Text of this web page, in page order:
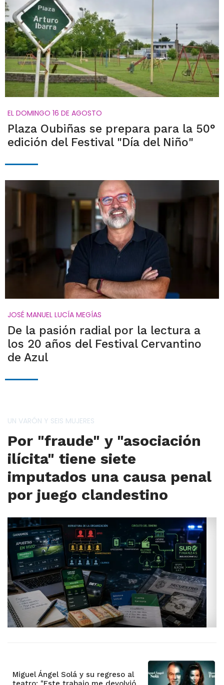
EL DOMINGO 16 DE AGOSTO
Plaza Oubiñas se prepara para la 50°
edición del Festival "Día del Niño"
JOSÉ MANUEL LUCÍA MEGÍAS
De la pasión radial por la lectura a
los 20 años del Festival Cervantino
de Azul
UN VARÓN Y SEIS MUJERES
Por "fraude" y "asociación
ilícita" tiene siete
imputados una causa penal
por juego clandestino
Miguel Ángel Solá y su regreso al